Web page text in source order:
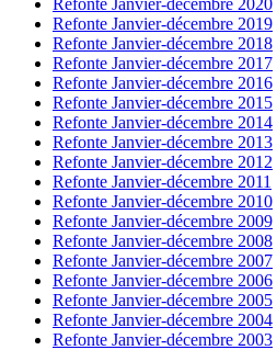
Refonte Janvier-décembre 2020
Refonte Janvier-décembre 2019
Refonte Janvier-décembre 2018
Refonte Janvier-décembre 2017
Refonte Janvier-décembre 2016
Refonte Janvier-décembre 2015
Refonte Janvier-décembre 2014
Refonte Janvier-décembre 2013
Refonte Janvier-décembre 2012
Refonte Janvier-décembre 2011
Refonte Janvier-décembre 2010
Refonte Janvier-décembre 2009
Refonte Janvier-décembre 2008
Refonte Janvier-décembre 2007
Refonte Janvier-décembre 2006
Refonte Janvier-décembre 2005
Refonte Janvier-décembre 2004
Refonte Janvier-décembre 2003